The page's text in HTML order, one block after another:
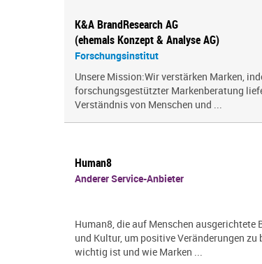
K&A BrandResearch AG
(ehemals Konzept & Analyse AG)
Forschungsinstitut
Unsere Mission:Wir verstärken Marken,
forschungsgestützter Markenberatung
Verständnis von Menschen und ...
Human8
Anderer Service-Anbieter
Human8, die auf Menschen
und Kultur, um positive Veränderungen
wichtig ist und wie Marken ...